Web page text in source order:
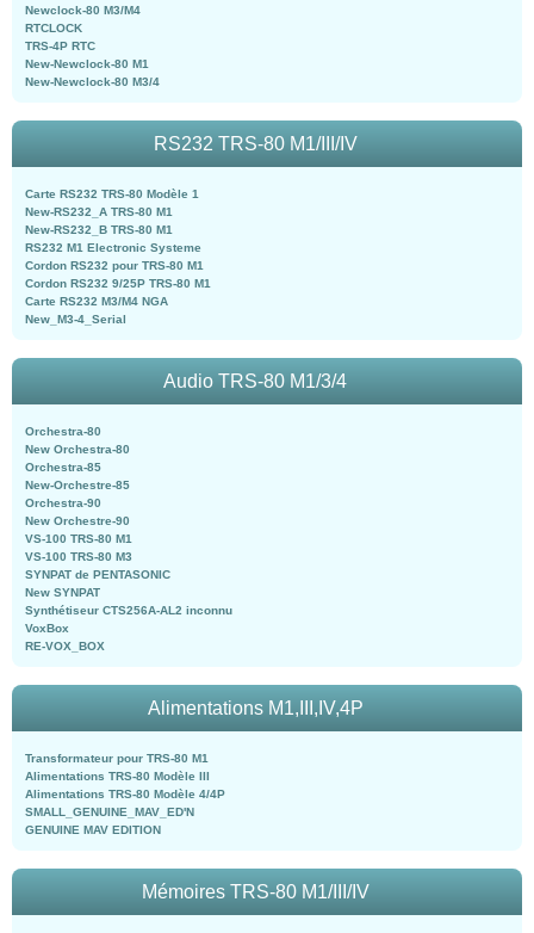
Newclock-80 M3/M4
RTCLOCK
TRS-4P RTC
New-Newclock-80 M1
New-Newclock-80 M3/4
RS232 TRS-80 M1/III/IV
Carte RS232 TRS-80 Modèle 1
New-RS232_A TRS-80 M1
New-RS232_B TRS-80 M1
RS232 M1 Electronic Systeme
Cordon RS232 pour TRS-80 M1
Cordon RS232 9/25P TRS-80 M1
Carte RS232 M3/M4 NGA
New_M3-4_Serial
Audio TRS-80 M1/3/4
Orchestra-80
New Orchestra-80
Orchestra-85
New-Orchestre-85
Orchestra-90
New Orchestre-90
VS-100 TRS-80 M1
VS-100 TRS-80 M3
SYNPAT de PENTASONIC
New SYNPAT
Synthétiseur CTS256A-AL2 inconnu
VoxBox
RE-VOX_BOX
Alimentations M1,III,IV,4P
Transformateur pour TRS-80 M1
Alimentations TRS-80 Modèle III
Alimentations TRS-80 Modèle 4/4P
SMALL_GENUINE_MAV_ED'N
GENUINE MAV EDITION
Mémoires TRS-80 M1/III/IV